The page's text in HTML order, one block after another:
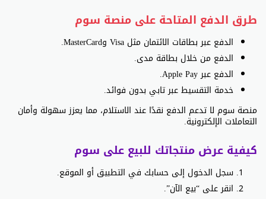
طرق الدفع المتاحة على منصة سوم
الدفع عبر بطاقات الائتمان مثل Visa وMasterCard.
الدفع من خلال بطاقة مدى.
الدفع عبر Apple Pay.
خدمة التقسيط عبر تابي بدون فوائد.
منصة سوم لا تدعم الدفع نقدًا عند الاستلام، مما يعزز سهولة وأمان
التعاملات الإلكترونية.
كيفية عرض منتجاتك للبيع على سوم
سجل الدخول إلى حسابك في التطبيق أو الموقع.
انقر على “بيع الآن”.